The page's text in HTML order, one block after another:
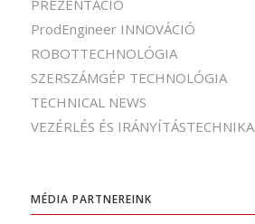
PREZENTÁCIÓ
ProdEngineer INNOVÁCIÓ
ROBOTTECHNOLÓGIA
SZERSZÁMGÉP TECHNOLÓGIA
TECHNICAL NEWS
VEZÉRLÉS ÉS IRÁNYÍTÁSTECHNIKA
MÉDIA PARTNEREINK